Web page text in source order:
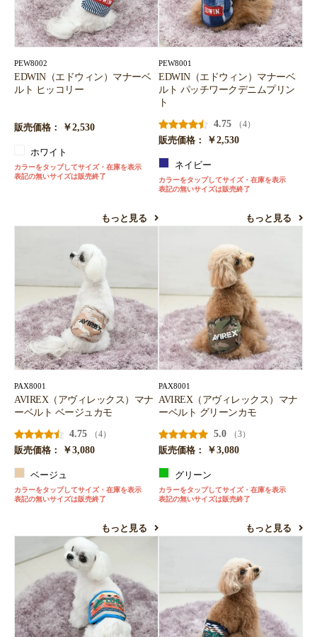
PEW8002
EDWIN（エドウィン）マナーベ
ルト ヒッコリー
販売価格： ￥2,530
ホワイト
カラーをタップしてサイズ・在庫を表示
表記の無いサイズは販売終了
もっと見る
PEW8001
EDWIN（エドウィン）マナーベ
ルト パッチワークデニムプリン
ト
4.75
（4）
販売価格：
￥2,530
ネイビー
カラーをタップしてサイズ・在庫を表示
表記の無いサイズは販売終了
もっと見る
PAX8001
AVIREX（アヴィレックス）マナ
ーベルト ベージュカモ
4.75
（4）
販売価格：
￥3,080
ベージュ
カラーをタップしてサイズ・在庫を表示
表記の無いサイズは販売終了
もっと見る
PAX8001
AVIREX（アヴィレックス）マナ
ーベルト グリーンカモ
5.0
（3）
販売価格：
￥3,080
グリーン
カラーをタップしてサイズ・在庫を表示
表記の無いサイズは販売終了
もっと見る